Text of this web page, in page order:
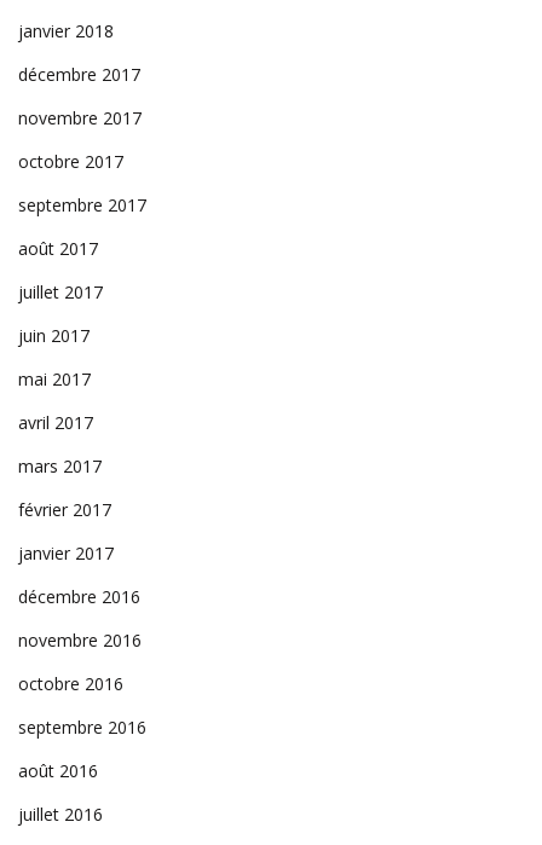
janvier 2018
décembre 2017
novembre 2017
octobre 2017
septembre 2017
août 2017
juillet 2017
juin 2017
mai 2017
avril 2017
mars 2017
février 2017
janvier 2017
décembre 2016
novembre 2016
octobre 2016
septembre 2016
août 2016
juillet 2016